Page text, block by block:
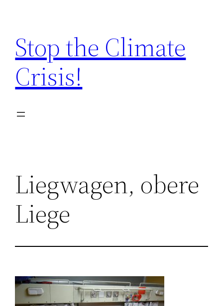
springen
Stop the Climate
Crisis!
Liegwagen, obere
Liege